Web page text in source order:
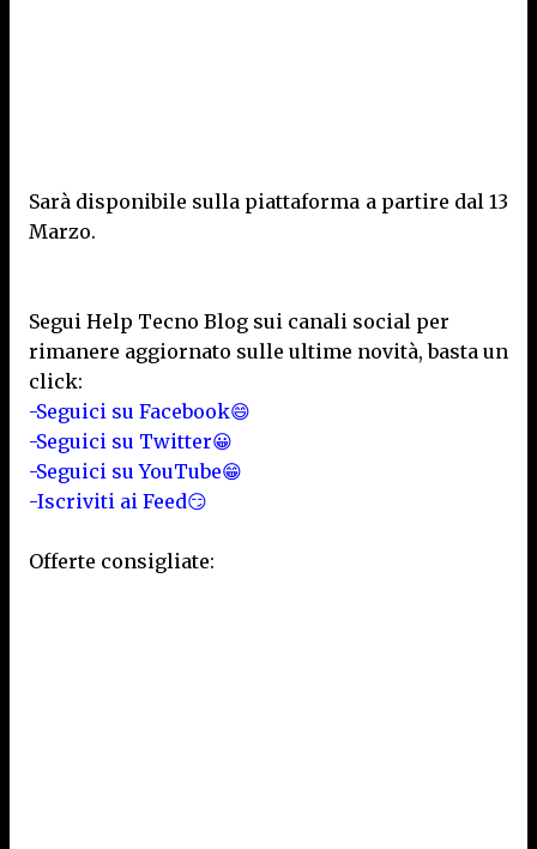
Sarà disponibile sulla piattaforma a partire dal 13
Marzo.
Segui Help Tecno Blog sui canali social per
rimanere aggiornato sulle ultime novità, basta un
click:
-Seguici su Facebook😄
-Seguici su Twitter😀
-Seguici su YouTube😁
-Iscriviti ai Feed😏
Offerte consigliate: